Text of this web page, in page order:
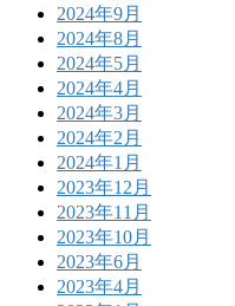
2024年9月
2024年8月
2024年5月
2024年4月
2024年3月
2024年2月
2024年1月
2023年12月
2023年11月
2023年10月
2023年6月
2023年4月